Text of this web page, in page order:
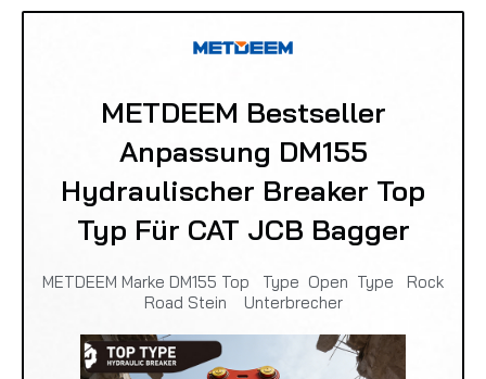
METDEEM Bestseller
Anpassung DM155
Hydraulischer Breaker Top
Typ Für CAT JCB Bagger
METDEEM Marke DM155 Top Type Open Type Rock
Road Stein Unterbrecher